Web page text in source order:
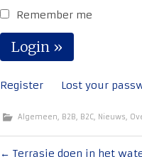
Remember me
Register Lost your
Algemeen, B2B, B2C, Nieuws,
Bericht
← Terrasje doen in het